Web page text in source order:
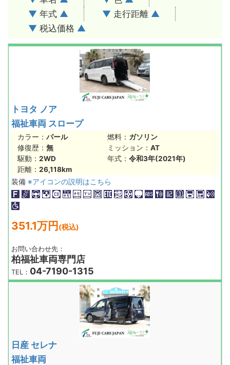
▼ 年式 ▲ ▼ 走行距離 ▲
▼ 税込価格 ▲
トヨタ ノア
福祉車両 スロープ
カラー： パール 燃料： ガソリン
修復歴： 無 ミッション： AT
駆動： 2WD 年式： 令和3年(2021年)
距離： 26,118km
装備 ※アイコンの説明はこちら
351.1万円 (税込)
お問い合わせ先：
柏福祉車両専門店
TEL： 04-7190-1315
日産 セレナ
福祉車両